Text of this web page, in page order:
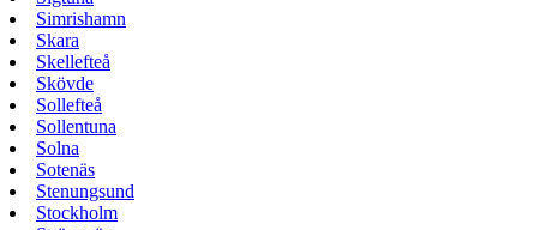
Simrishamn
Skara
Skellefteå
Skövde
Sollefteå
Sollentuna
Solna
Sotenäs
Stenungsund
Stockholm